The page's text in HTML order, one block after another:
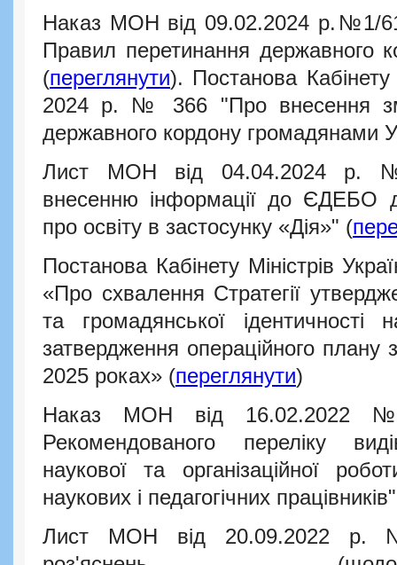
Наказ МОН від 09.02.2024 р.№1/
Правил перетинання державного
(переглянути).
Постанова
2024 р. № 366 "Про внесення
державного кордону громадянами
Лист МОН від 04.04.2024 р.
внесенню інформації до ЄДЕБО
про освіту в застосунку «Дія»" (
Постанова Кабінету Міністрів
«Про схвалення Стратегії
та громадянської
затвердження операційного плану
2025 роках» (переглянути)
Наказ МОН від 16.02.2022
Рекомендованого переліку
наукової та організаційної
наукових і педагогічних
Лист МОН від 20.09.2022 р.